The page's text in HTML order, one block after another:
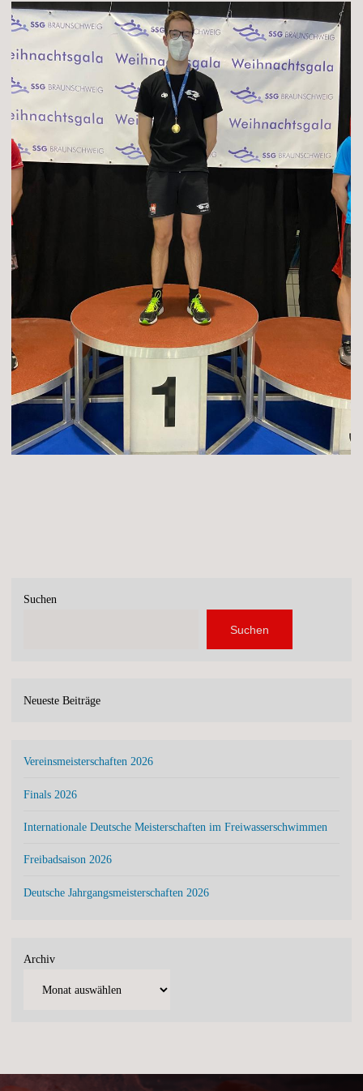
Suchen
Suchen
Neueste Beiträge
Vereinsmeisterschaften 2026
Finals 2026
Internationale Deutsche Meisterschaften im Freiwasserschwimmen
Freibadsaison 2026
Deutsche Jahrgangsmeisterschaften 2026
Archiv